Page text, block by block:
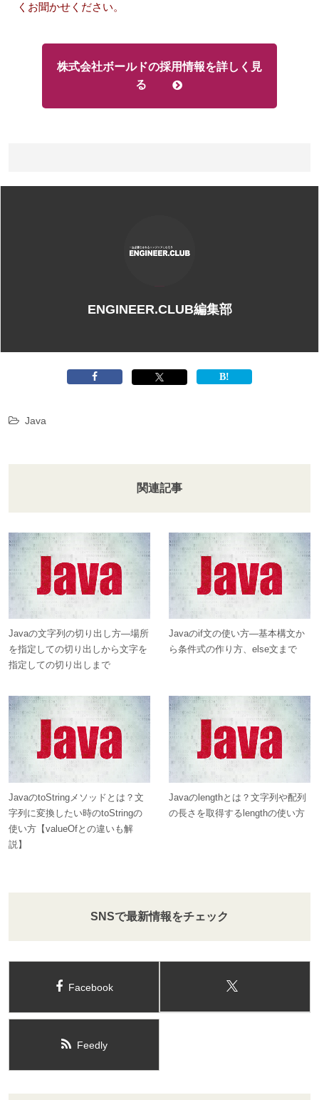
くお聞かせください。
株式会社ボールドの採用情報を詳しく見
る
ENGINEER.CLUB編集部
Java
関連記事
Javaの文字列の切り出し方―場所
を指定しての切り出しから文字を
指定しての切り出しまで
Javaのif文の使い方―基本構文か
ら条件式の作り方、else文まで
JavaのtoStringメソッドとは？文
字列に変換したい時のtoStringの
使い方【valueOfとの違いも解
説】
Javaのlengthとは？文字列や配列
の長さを取得するlengthの使い方
SNSで最新情報をチェック
Facebook
Feedly